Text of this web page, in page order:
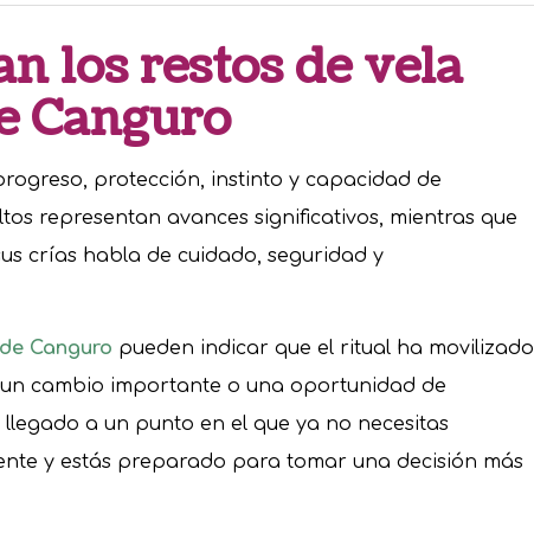
los restos de vela
Canguro
protección, instinto y capacidad de
representan avances significativos, mientras que
crías habla de cuidado, seguridad y
Canguro pueden indicar que el ritual ha movilizado
cambio importante o una oportunidad de
a un punto en el que ya no necesitas
y estás preparado para tomar una decisión más